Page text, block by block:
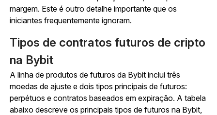
margem. Este é outro detalhe importante que os
iniciantes frequentemente ignoram.
Tipos de contratos futuros de cripto
na Bybit
A linha de produtos de futuros da Bybit inclui três
moedas de ajuste e dois tipos principais de futuros:
perpétuos e contratos baseados em expiração. A tabela
abaixo descreve os principais tipos de futuros na Bybit,